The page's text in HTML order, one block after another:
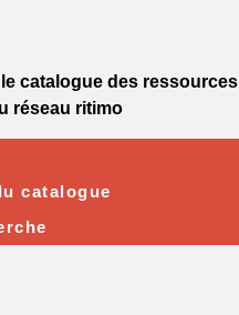
le catalogue des ressources
réseau ritimo
catalogue